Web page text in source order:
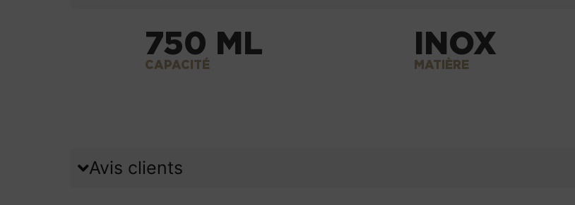
750 ML
CAPACITÉ
INOX
MATIÈRE
Avis clients